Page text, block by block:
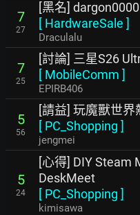
7
27
[黑名]
[ HardwareSale ]
Draculalu
7
25
[討論] 三星S26
[ MobileComm ]
EPIRB406
5
56
[請益] 玩魔獸世界
[ PC_Shopping ]
jengmei
5
24
[心得] DIY Steam
DeskMeet
[ PC_Shopping ]
kimisawa